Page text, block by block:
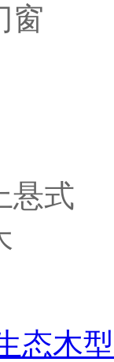
窗
悬式
态木